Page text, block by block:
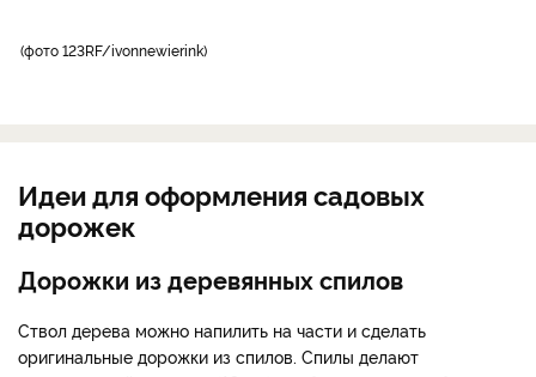
фото 123RF/ivonnewierink
Идеи для оформления садовых
дорожек
Дорожки из деревянных спилов
Ствол дерева можно напилить на части и сделать
оригинальные дорожки из спилов. Спилы делают